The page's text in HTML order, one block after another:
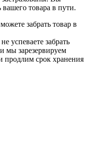
вашего товара в пути.
забрать товар в
успеваете забрать
мы зарезервируем
продлим срок хранения